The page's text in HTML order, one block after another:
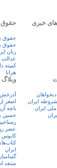
های خبری حقوق
حقوق
حقوق
زنان
عدالت
کمیته
هرانا
ایران
ایران
وبلاگ
آذرخش
اصغر
باچه
حسین
رستاخیز
عضر
کابوس
ایران
منتقد